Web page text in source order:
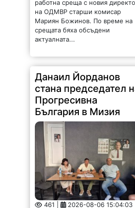
на ОДМВР старши комисар
Мариян Божинов. По време на
срещата бяха обсъдени
актуалната...
Данаил Йорданов
стана председател на
Прогресивна
България в Мизия
461 | 2026-08-06 15:04:03